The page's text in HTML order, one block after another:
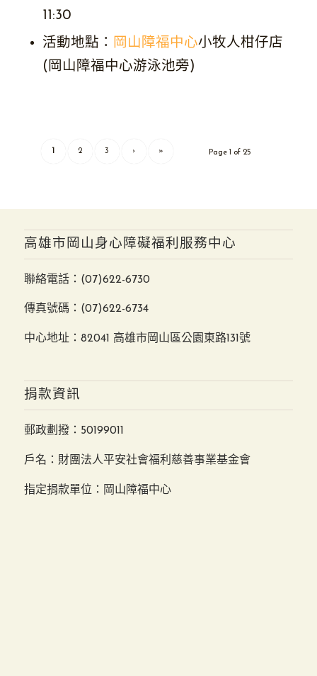
11:30
活動地點： 岡山障福中心小牧人柑仔店
(岡山障福中心游泳池旁)
Page 1 of 25
2 3 › »
高雄市岡山身心障礙福利服務中心
聯絡電話： (07)622-6730
傳真號碼：(07)622-6734
中心地址：82041 高雄市岡山區公園東路131號
捐款資訊
郵政劃撥：50199011
戶名：財團法人平安社會福利慈善事業基金會
指定捐款單位：岡山障福中心